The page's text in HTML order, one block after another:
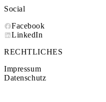
Social
Facebook
LinkedIn
RECHTLICHES
Impressum
Datenschutz